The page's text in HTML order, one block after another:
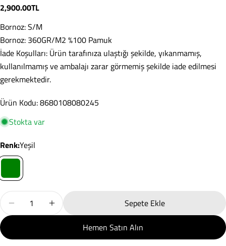
Normal
2,900.00TL
Bornoz: S/M
Bornoz: 360GR/M2 %100 Pamuk
İade Koşulları: Ürün tarafınıza ulaştığı şekilde, yıkanmamış,
kullanılmamış ve ambalajı zarar görmemiş şekilde iade edilmesi
gerekmektedir.
Ürün Kodu: 8680108080245
Stokta var
Renk:Yeşil
Miktar
Wellness Bornoz Forest Yeşil S/M Için Miktarı Azaltın
Wellness Bornoz Forest Yeşil S/M Için Miktarı
Sepete Ekle
Hemen Satın Alın
Soru Sor
Adınız
E-
adresiniz
* işaretli alanların doldurulması zorunludur.